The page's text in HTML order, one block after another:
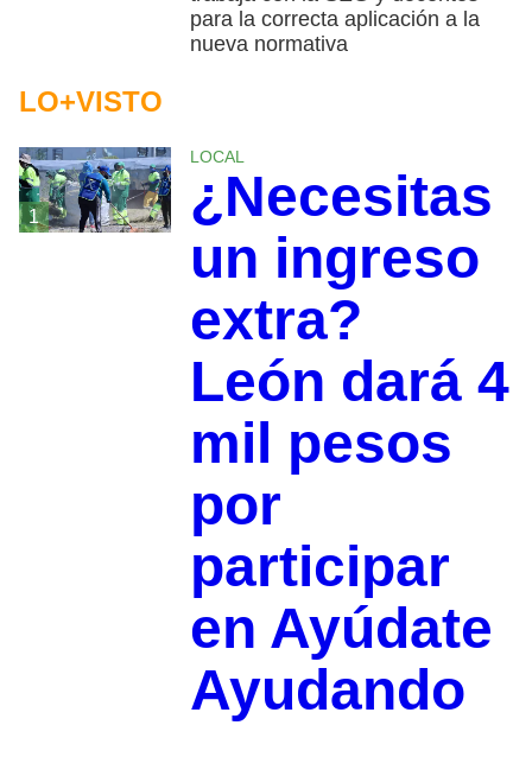
para la correcta aplicación a la
nueva normativa
LO+VISTO
1
LOCAL
¿Necesitas
un ingreso
extra?
León dará 4
mil pesos
por
participar
en Ayúdate
Ayudando